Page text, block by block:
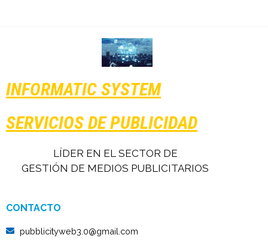
INFORMATIC SYSTEM
SERVICIOS DE PUBLICIDAD
LÍDER EN EL SECTOR DE
GESTIÓN DE MEDIOS PUBLICITARIOS
CONTACTO
pubblicityweb3.0@gmail.com